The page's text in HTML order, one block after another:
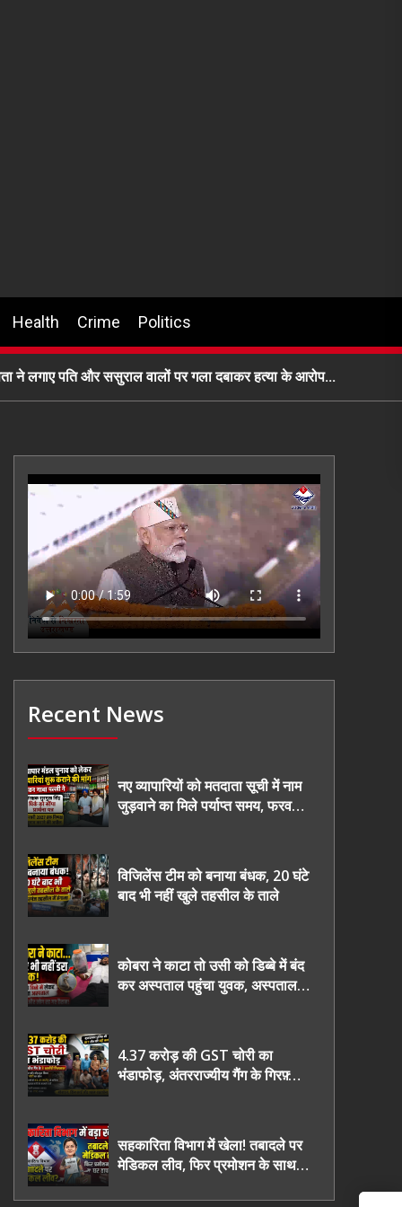
Health Crime Politics
ने लगाए पति और ससुराल वालों पर गला दबाकर हत्या के आरोप…
Recent News
नए व्यापारियों को मतदाता सूची में नाम
जुड़वाने का मिले पर्याप्त समय, फरवरी
विजिलेंस टीम को बनाया बंधक, 20 घंटे
बाद भी नहीं खुले तहसील के ताले
कोबरा ने काटा तो उसी को डिब्बे में बंद
कर अस्पताल पहुंचा युवक, अस्पताल में
4.37 करोड़ की GST चोरी का
भंडाफोड़, अंतरराज्यीय गैंग के गिरफ़्तार
सहकारिता विभाग में खेला! तबादले पर
मेडिकल लीव, फिर प्रमोशन के साथ